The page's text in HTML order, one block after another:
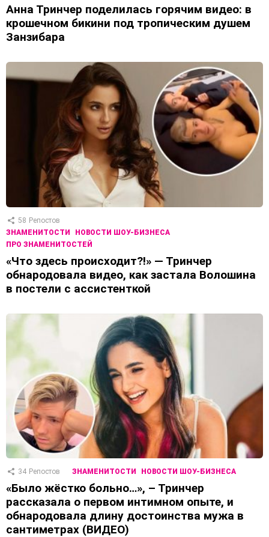
Анна Тринчер поделилась горячим видео: в
крошечном бикини под тропическим душем
Занзибара
58 Репостов
ЗНАМЕНИТОСТИ
НОВОСТИ ШОУ-БИЗНЕСА
ПРО ЗНАМЕНИТОСТЕЙ
«Что здесь происходит?!» — Тринчер
обнародовала видео, как застала Волошина
в постели с ассистенткой
34 Репостов ЗНАМЕНИТОСТИ НОВОСТИ ШОУ-БИЗНЕСА
«Было жёстко больно…», – Тринчер
рассказала о первом интимном опыте, и
обнародовала длину достоинства мужа в
сантиметрах (ВИДЕО)